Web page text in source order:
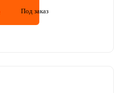
Под заказ